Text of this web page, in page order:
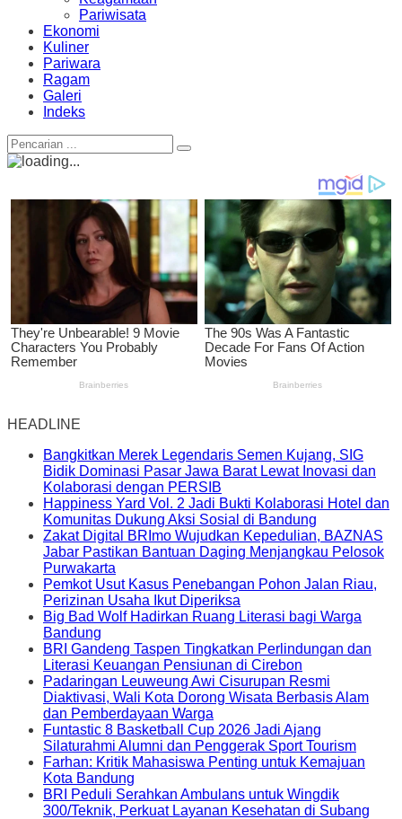
Pariwisata
Ekonomi
Kuliner
Pariwara
Ragam
Galeri
Indeks
HEADLINE
Bangkitkan Merek Legendaris Semen Kujang, SIG
Bidik Dominasi Pasar Jawa Barat Lewat Inovasi dan
Kolaborasi dengan PERSIB
Happiness Yard Vol. 2 Jadi Bukti Kolaborasi Hotel dan
Komunitas Dukung Aksi Sosial di Bandung
Zakat Digital BRImo Wujudkan Kepedulian, BAZNAS
Jabar Pastikan Bantuan Daging Menjangkau Pelosok
Purwakarta
Pemkot Usut Kasus Penebangan Pohon Jalan Riau,
Perizinan Usaha Ikut Diperiksa
Big Bad Wolf Hadirkan Ruang Literasi bagi Warga
Bandung
BRI Gandeng Taspen Tingkatkan Perlindungan dan
Literasi Keuangan Pensiunan di Cirebon
Padaringan Leuweung Awi Cisurupan Resmi
Diaktivasi, Wali Kota Dorong Wisata Berbasis Alam
dan Pemberdayaan Warga
Funtastic 8 Basketball Cup 2026 Jadi Ajang
Silaturahmi Alumni dan Penggerak Sport Tourism
Farhan: Kritik Mahasiswa Penting untuk Kemajuan
Kota Bandung
BRI Peduli Serahkan Ambulans untuk Wingdik
300/Teknik, Perkuat Layanan Kesehatan di Subang